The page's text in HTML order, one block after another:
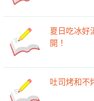
夏日吃冰
開！
吐司烤和不